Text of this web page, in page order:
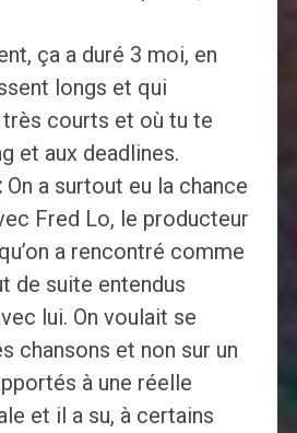
ça a duré 3 moi, en
longs et qui
courts et où tu te
et aux deadlines.
On a surtout eu la chance
Fred Lo, le producteur
a rencontré comme
de suite entendus
lui. On voulait se
chansons et non sur un
à une réelle
et il a su, à certains